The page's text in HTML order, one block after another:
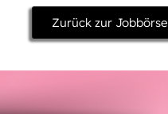
Zurück zur Jobbörse